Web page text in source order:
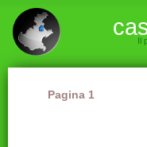
Il
Pagina 1